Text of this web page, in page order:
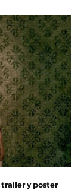
trailer y poster